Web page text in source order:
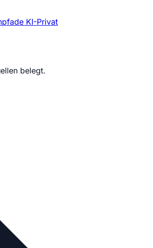
KI-Privat
belegt.